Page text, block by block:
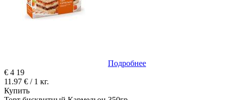
Подробнее
€ 4 19
11.97 € / 1 кг.
Купить